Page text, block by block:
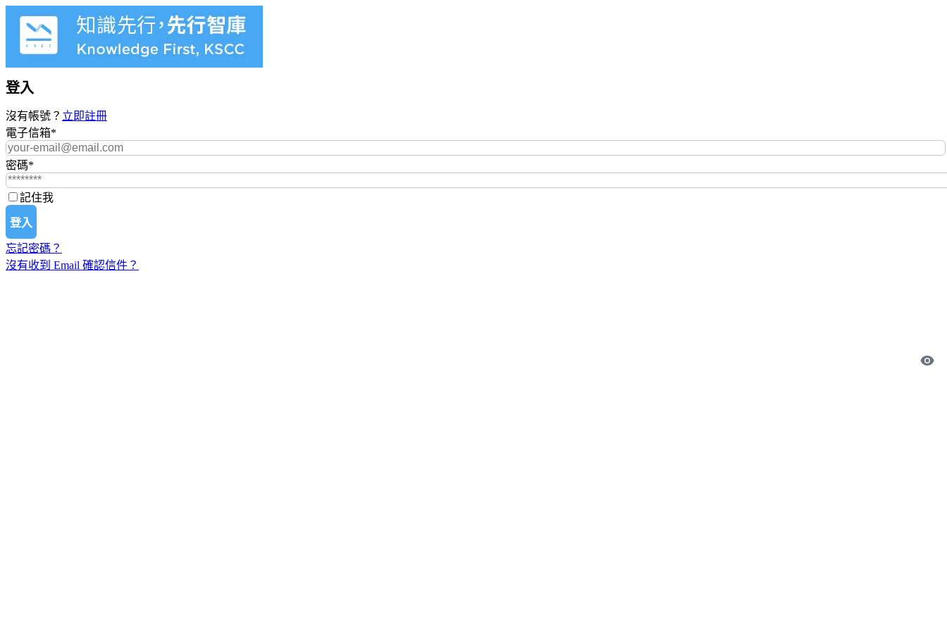
登入
沒有帳號？ 立即註冊
電子信箱*
密碼*
記住我
登入
忘記密碼？
沒有收到 Email 確認信件？